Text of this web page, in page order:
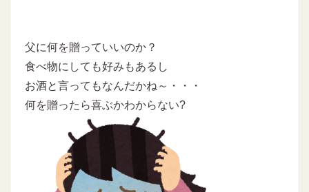
父に何を贈っていいのか？
食べ物にしても好みもあるし
お酒と言ってもなんだかね～・・・
何を贈ったら喜ぶかわからない?